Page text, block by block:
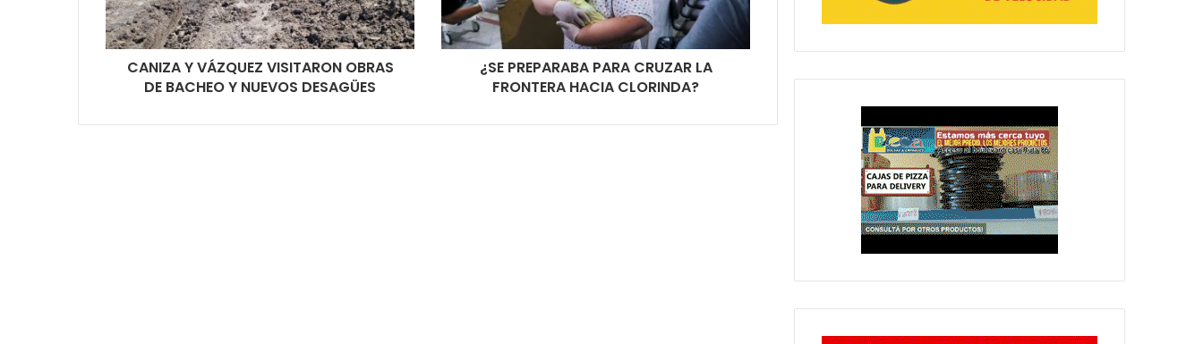
CANIZA Y VÁZQUEZ VISITARON OBRAS
DE BACHEO Y NUEVOS DESAGÜES
¿SE PREPARABA PARA CRUZAR LA
FRONTERA HACIA CLORINDA?